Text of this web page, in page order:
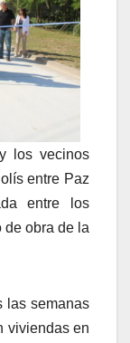
los vecinos
entre Paz
entre los
de obra de la
las semanas
viviendas en